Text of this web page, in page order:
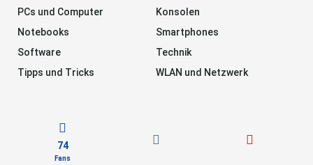
PCs und Computer
Konsolen
Notebooks
Smartphones
Software
Technik
Tipps und Tricks
WLAN und Netzwerk
74
Fans